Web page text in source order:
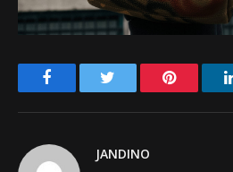
Facebook Pinterest
JANDINO